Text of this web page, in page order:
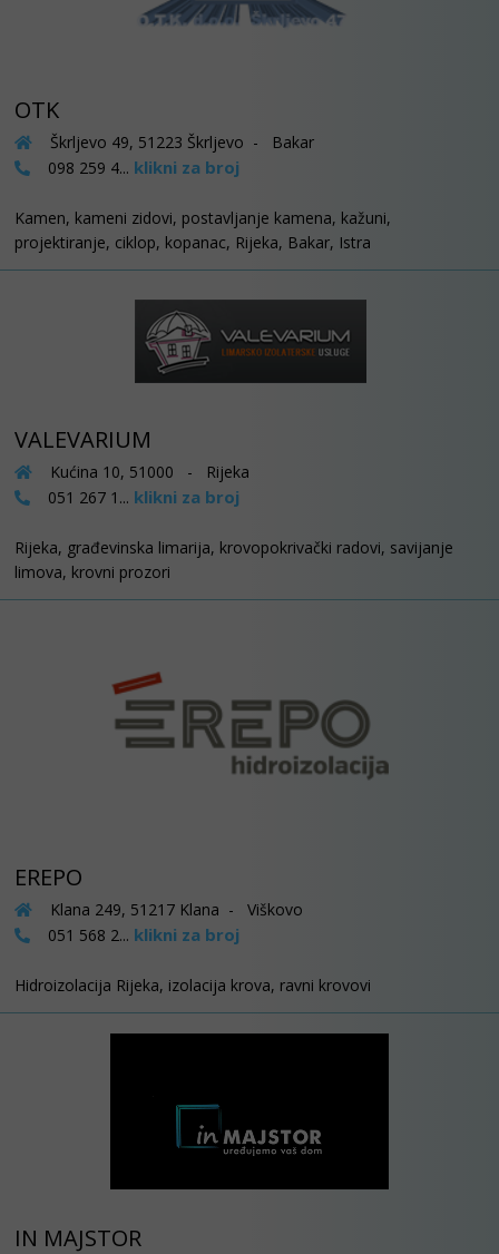
OTK
Škrljevo 49, 51223 Škrljevo - Bakar
098 259 4... klikni za broj
Kamen, kameni zidovi, postavljanje kamena, kažuni,
projektiranje, ciklop, kopanac, Rijeka, Bakar, Istra
VALEVARIUM
Kućina 10, 51000 - Rijeka
051 267 1... klikni za broj
Rijeka, građevinska limarija, krovopokrivački radovi, savijanje
limova, krovni prozori
EREPO
Klana 249, 51217 Klana - Viškovo
051 568 2... klikni za broj
Hidroizolacija Rijeka, izolacija krova, ravni krovovi
IN MAJSTOR